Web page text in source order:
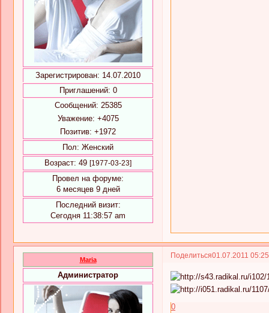
Зарегистрирован: 14.07.2010
Приглашений: 0
Сообщений: 25385
Уважение: +4075
Позитив: +1972
Пол: Женский
Возраст: 49 [1977-03-23]
Провел на форуме:
6 месяцев 9 дней
Последний визит:
Сегодня 11:38:57 am
Поделиться01.07.2011
Maria
Администратор
0